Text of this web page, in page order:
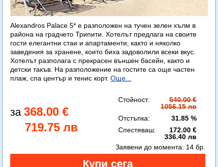
Alexandros Palace 5* e разположен на тучен зелен хълм в
района на градчето Трипити. Хотелът предлага на своите
гости елегантни стаи и апартаменти, както и няколко
заведения за хранене, които биха задоволили всеки вкус.
Хотелът разполага с прекрасен външен басейн, както и
детски такъв. На разположение на гостите са още частен
плаж, спа център и тенис корт. Още...
368.00 €
719.75 лв
Стойност:
540.00 €
1056.15 лв
Отстъпка:
31.85 %
Спестяваш:
172.00 €
336.40 лв
Заявени до момента: 14 бр.